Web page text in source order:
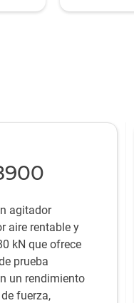
agitador
aire rentable y
kN que ofrece
prueba
un rendimiento
fuerza,